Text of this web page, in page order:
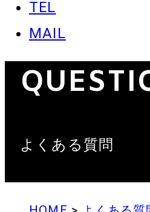
TEL
MAIL
よくある質問